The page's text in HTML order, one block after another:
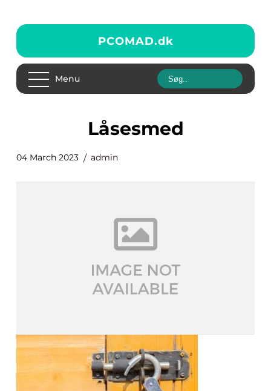
PCOMAD.dk
Menu
låsesmed
04 March 2023 admin